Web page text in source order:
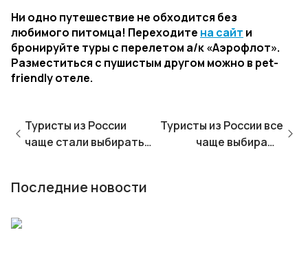
Ни одно путешествие не обходится без
любимого питомца! Переходите на сайт и
бронируйте туры с перелетом а/к «Аэрофлот».
Разместиться с пушистым другом можно в pet-
friendly отеле.
Туристы из России
чаще стали выбирать
Туристы из России все
чаще выбирают
Последние новости